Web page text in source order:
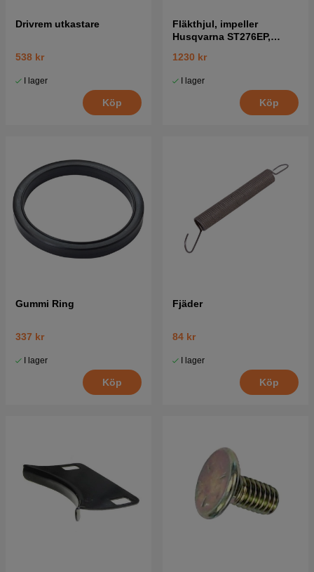
Drivrem utkastare
538 kr
I lager
Köp
Fläkthjul, impeller
Husqvarna ST276EP,
ST268EPT
1230 kr
I lager
Köp
Gummi Ring
337 kr
I lager
Köp
Fjäder
84 kr
I lager
Köp